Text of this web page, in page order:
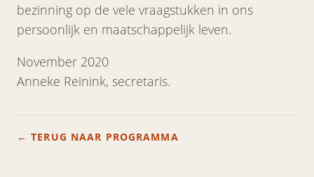
bezinning op de vele vraagstukken in ons
persoonlijk en maatschappelijk leven.
November 2020
Anneke Reinink, secretaris.
← TERUG NAAR PROGRAMMA